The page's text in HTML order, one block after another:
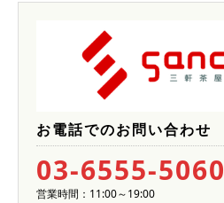
お電話でのお問い合わせ
03-6555-5060
営業時間：11:00～19:00